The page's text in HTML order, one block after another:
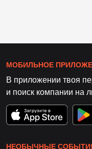
МОБИЛЬНОЕ
В приложении твоя
и поиск компании на
НЕОБЫЧНЫЕ